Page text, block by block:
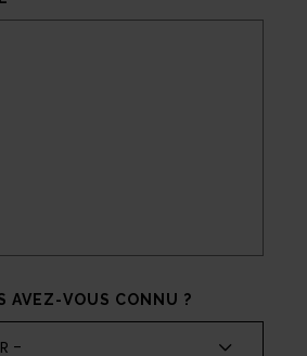
AVEZ-VOUS CONNU ?
-